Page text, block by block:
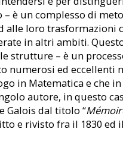
è un complesso di
loro trasformazioni
in altri ambiti.
strutture – è un
numerosi ed eccellenti
in Matematica e che
autore, in questo
Galois dal titolo “
e rivisto fra il 1830 ed